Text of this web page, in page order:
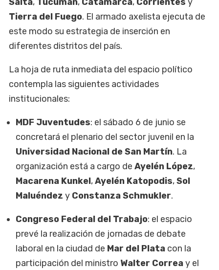
Tierra del Fuego. El armado axelista ejecuta de
este modo su estrategia de inserción en
diferentes distritos del país.
La hoja de ruta inmediata del espacio político
contempla las siguientes actividades
institucionales:
MDF Juventudes: el sábado 6 de junio se
concretará el plenario del sector juvenil en la
Universidad Nacional de San Martín. La
organización está a cargo deAyelén López,
Macarena Kunkel,Ayelén Katopodis,Sol
Maluéndez y Constanza Schmukler.
Congreso Federal del Trabajo: el espacio
prevé la realización de jornadas de debate
laboral en la ciudad de Mar del Plata con la
participación del ministro Walter Correay el